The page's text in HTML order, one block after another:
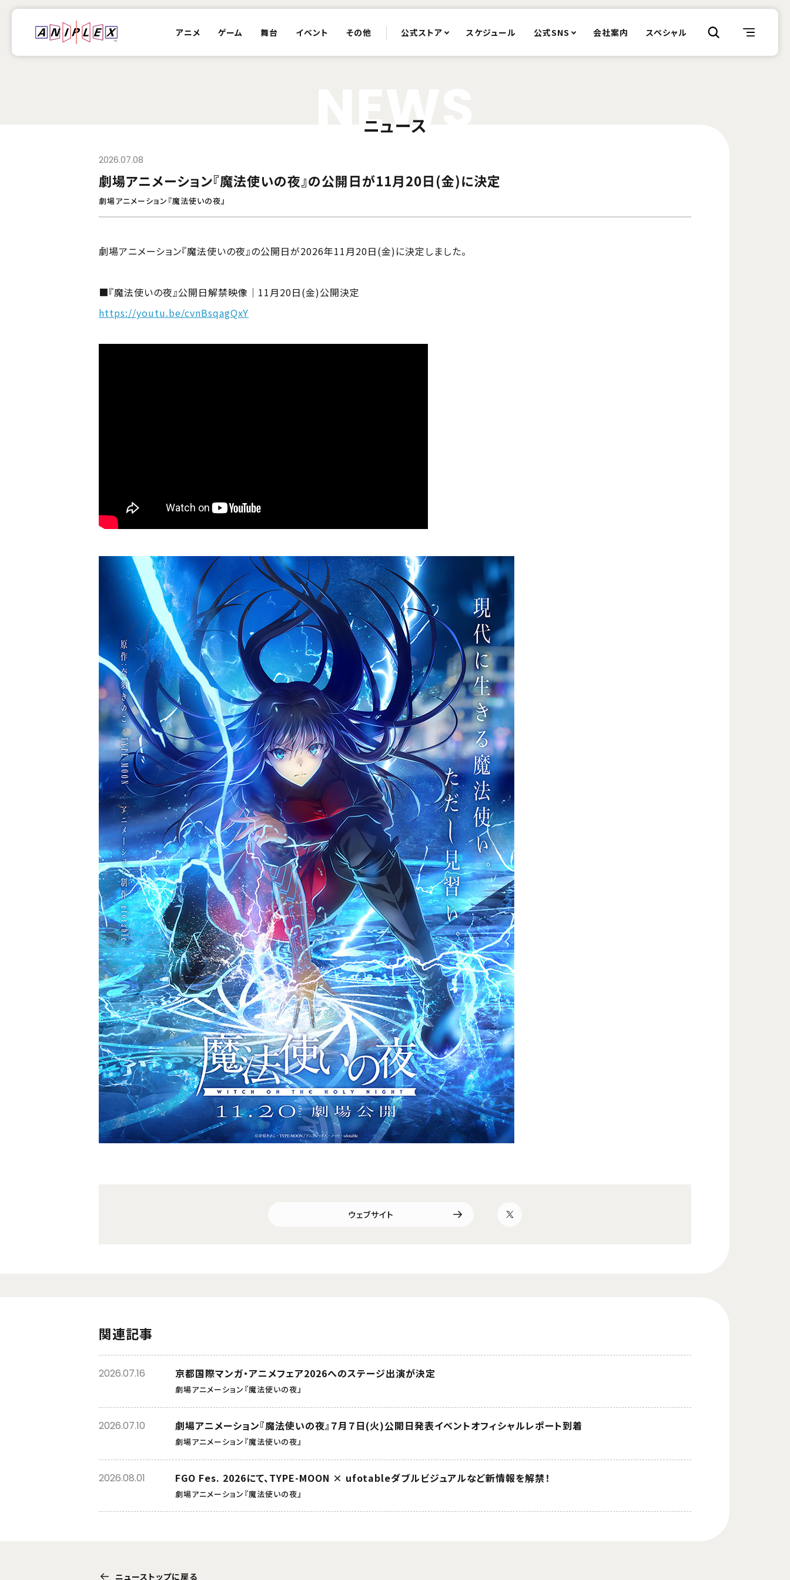
アニメ ゲーム 舞台 イベント その他 公式ストア スケジュール 公式SNS 会社案内 スペシャル
EW
ニュース
2026.07.08
劇場アニメーション『魔法使いの夜』の公開日が11月20日(金)に決定
劇場アニメーション『魔法使いの夜』
劇場アニメーション『魔法使いの夜』の公開日が2026年11月20日(金)に決定しました。
■『魔法使いの夜』公開日解禁映像｜11月20日(金)公開決定
https://youtu.be/cvnBsqagQxY
ウェブサイト
関連記事
京都国際マンガ・アニメフェア2026へのステージ出演が決定
劇場アニメーション『魔法使いの夜』
2026.07.16
劇場アニメーション『魔法使いの夜』７月７日(火)公開日発表イベントオフィシャルレポート到着
劇場アニメーション『魔法使いの夜』
2026.07.10
FGO Fes. 2026にて、TYPE-MOON × ufotableダブルビジュアルなど新情報を解禁！
劇場アニメーション『魔法使いの夜』
2026.08.01
ニューストップに戻る